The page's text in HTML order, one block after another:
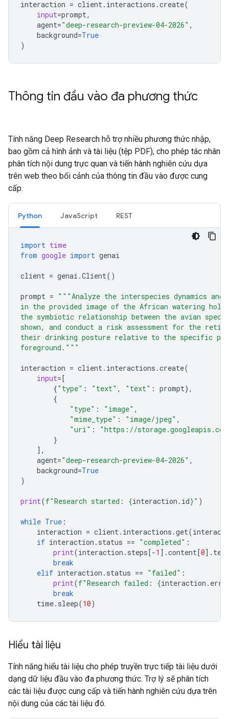
interaction = client. interactions .create(
input=prompt,
agent="deep-research-preview-04-2026" ,
background=True
)
Thông tin đầu vào đa phương thức
Tính năng Deep Research hỗ trợ nhiều phương thức nhập,
bao gồm cả hình ảnh và tài liệu (tệp PDF), cho phép tác nhân
phân tích nội dung trực quan và tiến hành nghiên cứu dựa
trên web theo bối cảnh của thông tin đầu vào được cung
cấp.
Python JavaScript REST
import time
from google import genai
client = genai .Client()
prompt = """Analyze the interspecies dynamics
in the provided image of the African watering
the symbiotic relationship between the avian
shown, and conduct a risk assessment for the
their drinking posture relative to the specific
foreground."""
interaction = client. interactions .create(
input=[
{"type" : "text" , "text" : prompt},
{
"type" : "image" ,
"mime_type" : "image/jpeg" ,
"uri" :
"https://
}
],
agent="deep-research-preview-04-2026" ,
background=True
)
print(f"Research started: {interaction . id}" )
while True :
interaction = client. interactions .get(
if interaction . status == "completed" :
print(interaction . steps[-1 ] .content[0] . text
break
elif interaction . status == "failed" :
print(f"Research failed: {interaction .
break
time. sleep(10)
Hiểu tài liệu
Tính năng hiểu tài liệu cho phép truyền trực tiếp tài liệu dưới
dạng dữ liệu đầu vào đa phương thức. Trợ lý sẽ phân tích
các tài liệu được cung cấp và tiến hành nghiên cứu dựa trên
nội dung của các tài liệu đó.